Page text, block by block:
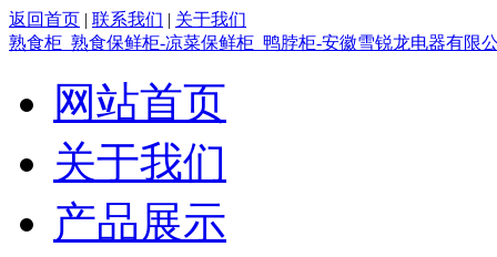
返回首页 | 联系我们 | 关于我们
熟食柜_熟食保鲜柜-凉菜保鲜柜_鸭脖柜-安徽雪锐龙电器有限
网站首页
关于我们
产品展示